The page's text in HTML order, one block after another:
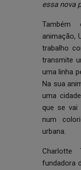
essa nova
Também
animação,
trabalho
transmite
uma linha
Na sua
uma
que se vai
num
urbana.
fundadora